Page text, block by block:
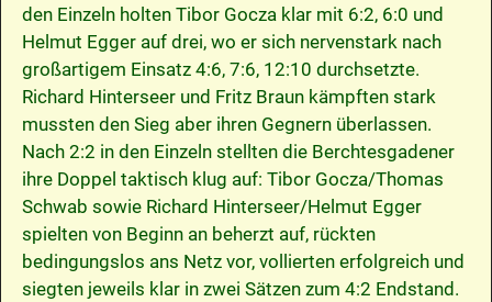
den Einzeln holten Tibor Gocza klar mit 6:2, 6:0 und
Helmut Egger auf drei, wo er sich nervenstark nach
großartigem Einsatz 4:6, 7:6, 12:10 durchsetzte.
Richard Hinterseer und Fritz Braun kämpften stark
mussten den Sieg aber ihren Gegnern überlassen.
Nach 2:2 in den Einzeln stellten die Berchtesgadener
ihre Doppel taktisch klug auf: Tibor Gocza/Thomas
Schwab sowie Richard Hinterseer/Helmut Egger
spielten von Beginn an beherzt auf, rückten
bedingungslos ans Netz vor, vollierten erfolgreich und
siegten jeweils klar in zwei Sätzen zum 4:2 Endstand.